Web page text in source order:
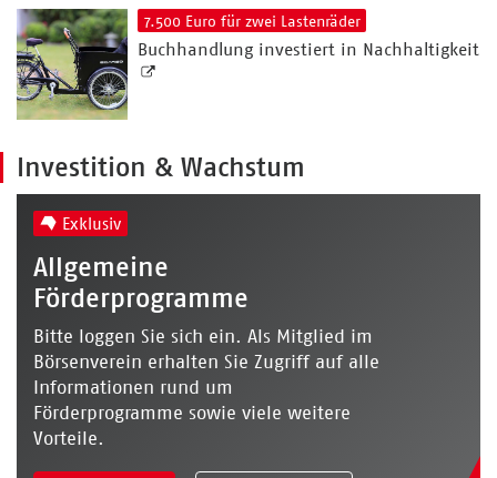
7.500 Euro für zwei Lastenräder
Buchhandlung investiert in Nachhaltigkeit
Investition & Wachstum
Exklusiv
Allgemeine
Förderprogramme
Bitte loggen Sie sich ein. Als Mitglied im
Börsenverein erhalten Sie Zugriff auf alle
Informationen rund um
Förderprogramme sowie viele weitere
Vorteile.